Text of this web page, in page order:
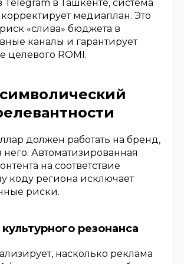
в Ташкенте, система
медиаплан. Это
«слива» бюджета в
каналы и гарантирует
целевого ROMI.
должен работать на бренд,
него. Автоматизированная
на соответствие
коду региона исключает
риски.
резонанса
насколько реклама